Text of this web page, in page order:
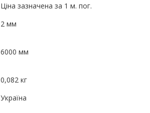
Ціна зазначена за 1 м. пог.
2 мм
6000 мм
0,082 кг
Україна